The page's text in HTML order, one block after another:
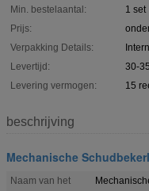
Min. bestelaantal:
1 set
Prijs:
Verpakking Details:
Levertijd:
30-
Levering vermogen:
15
beschrijving
Mechanische
Naam van het